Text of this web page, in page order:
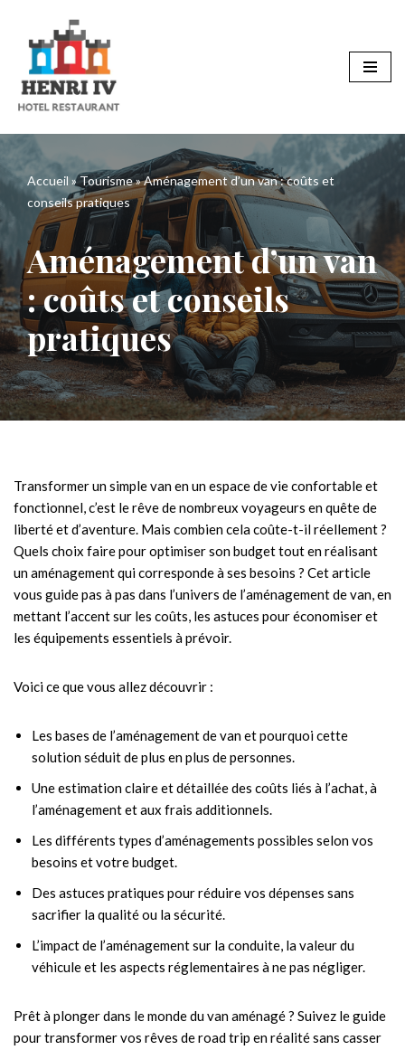
Aller
contenu
Accueil »Tourisme»Aménagement d’un van : coûts et
conseils pratiques
Aménagement d’un van
: coûts et conseils
pratiques
Transformer un simple van en un espace de vie confortable et
fonctionnel, c’est le rêve de nombreux voyageurs en quête de
liberté et d’aventure. Mais combien cela coûte-t-il réellement ?
Quels choix faire pour optimiser son budget tout en réalisant
un aménagement qui corresponde à ses besoins ? Cet article
vous guide pas à pas dans l’univers de l’aménagement de van, en
mettant l’accent sur les coûts, les astuces pour économiser et
les équipements essentiels à prévoir.
Voici ce que vous allez découvrir :
Les bases de l’aménagement de van et pourquoi cette
solution séduit de plus en plus de personnes.
Une estimation claire et détaillée des coûts liés à l’achat, à
l’aménagement et aux frais additionnels.
Les différents types d’aménagements possibles selon vos
besoins et votre budget.
Des astuces pratiques pour réduire vos dépenses sans
sacrifier la qualité ou la sécurité.
L’impact de l’aménagement sur la conduite, la valeur du
véhicule et les aspects réglementaires à ne pas négliger.
Prêt à plonger dans le monde du van aménagé ? Suivez le guide
pour transformer vos rêves de road trip en réalité sans casser